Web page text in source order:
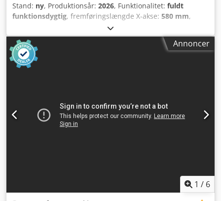
Stand: ny, Produktionsår: 2026, Funktionalitet: fuldt
funktionsdygtig, fremføringslængde X-akse: 580 mm,
200 mm
akse:130 mm, vandring X-akse:580 mm, vandring på Y-
aksen:200 mm 130 mm,
spindelhastighed (maks.):
(min.):
indgangsspænding:400 V, samlet bredde:740 mm
bordlængde:
800 mm, borekapacitet:45 mm,
fræsehovedets position:
metalbearbejdningsmaskine Dodpfxjyvh Hqe Ai Nsck
Annoncer
1 / 6